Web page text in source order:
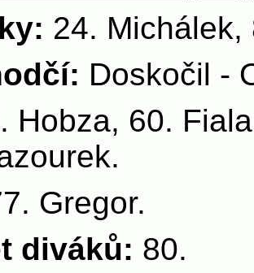
24. Michálek,
Doskočil -
Hobza, 60.
Gregor.
diváků: 80.